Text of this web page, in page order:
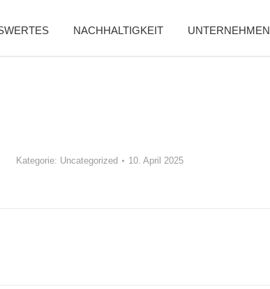
NACHHALTIGKEIT UNTERNEHMEN
Kategorie: Uncategorized 10. April 2025